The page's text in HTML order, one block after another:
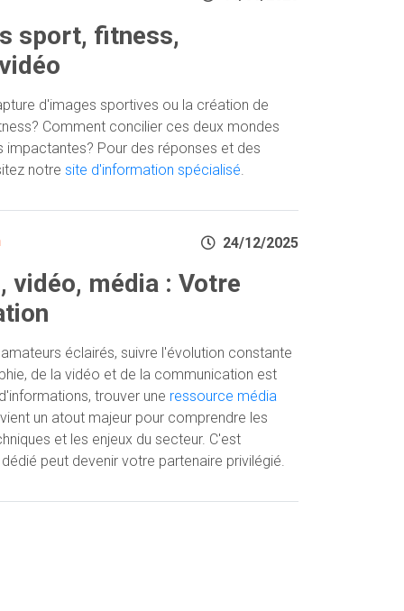
sport, fitness,
d'images sportives ou la création de
Comment concilier ces deux mondes
impactantes? Pour des réponses et des
notre site d'information spécialisé.
24/12/2025
média : Votre
éclairés, suivre l'évolution constante
de la vidéo et de la communication est
trouver une ressource média
un atout majeur pour comprendre les
et les enjeux du secteur. C'est
peut devenir votre partenaire privilégié.